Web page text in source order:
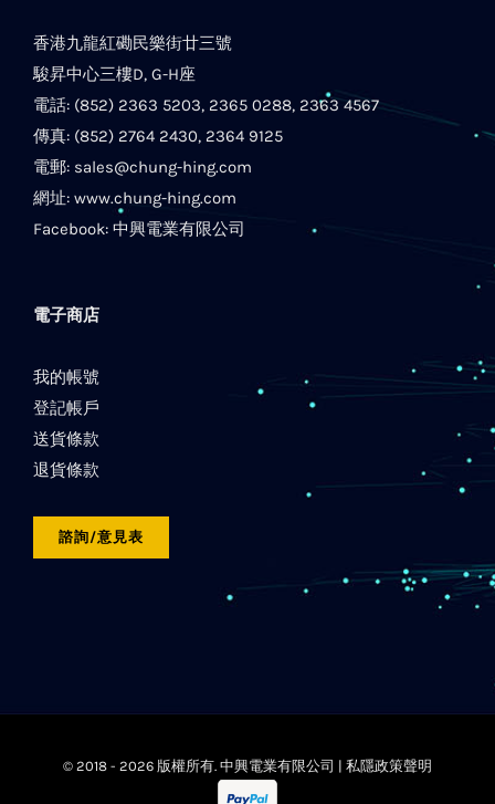
香港九龍紅磡民樂街廿三號
駿昇中心三樓D, G-H座
電話: (852) 2363 5203, 2365 0288, 2363 4567
傳真: (852) 2764 2430, 2364 9125
電郵: sales@chung-hing.com
網址: www.chung-hing.com
Facebook: 中興電業有限公司
電子商店
我的帳號
登記帳戶
送貨條款
退貨條款
諮詢/意見表
© 2018 - 2026 版權所有. 中興電業有限公司 | 私隱政策聲明